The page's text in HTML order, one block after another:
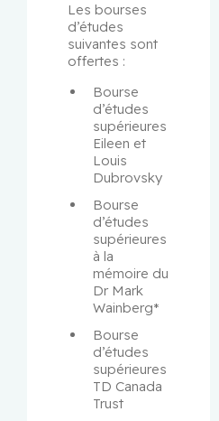
Les bourses
d’études
suivantes sont
offertes :
Bourse
d’études
supérieures
Eileen et
Louis
Dubrovsky
Bourse
d’études
supérieures
à la
mémoire du
Dr Mark
Wainberg*
Bourse
d’études
supérieures
TD Canada
Trust